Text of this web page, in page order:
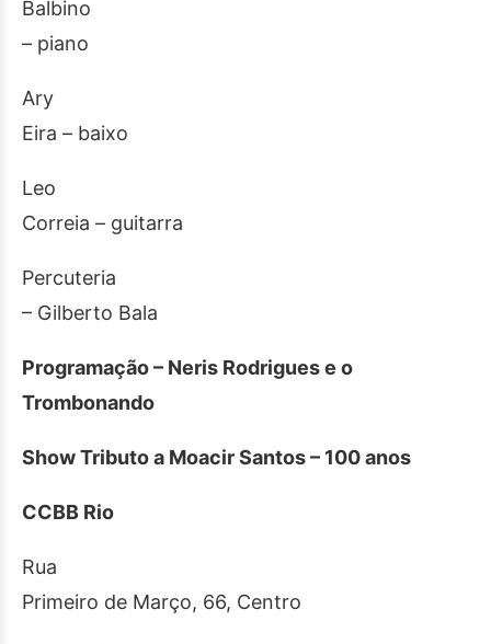
Balbino
– piano
Ary
Eira – baixo
Leo
Correia – guitarra
Percuteria
– Gilberto Bala
Programação – Neris Rodrigues e o
Trombonando
Show Tributo a Moacir Santos – 100 anos
CCBB Rio
Rua
Primeiro de Março, 66, Centro